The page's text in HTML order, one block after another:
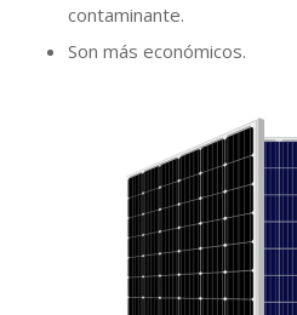
contaminante.
Son más económicos.